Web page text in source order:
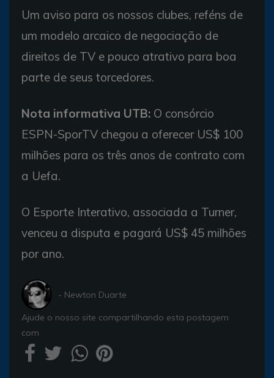
Um aviso para os nossos clubes, reféns de
um modelo arcaico de negociação de
direitos de TV e pouco atrativo para boa
parte de seus torcedores.
Nota informativa UTB: O consórcio
ESPN-SporTV chegou a oferecer US$ 100
milhões para os três anos de contrato com
a Uefa.
O Esporte Interativo, associada a Turner,
venceu a disputa e pagará US$ 45 milhões
por ano.
- Newton Duarte
Ajude o nosso site compartilhando esta postagem
com